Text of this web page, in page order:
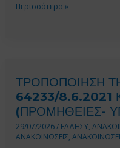
ΕΝΗΜΕΡΩΣΗ
ΟΡΟΥ
ΠΕΡΙ
ΑΣΦΑΛΙΣΤΙΚΗΣ
ΚΑΛΥΨΗΣ
Περισσότερα »
ΤΡΟΠΟΠΟΙΗΣΗ
64233/8.6.2021
(ΠΡΟΜΗΘΕΙΕΣ-
29/07/2026/ ΕΑΔΗΣΥ,
ΑΝΑΚΟΙΝΩΣΕΙΣ,